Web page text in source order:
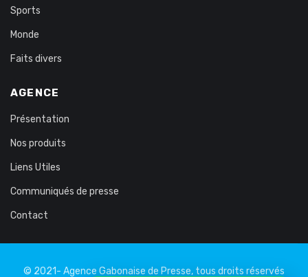
Sports
Monde
Faits divers
AGENCE
Présentation
Nos produits
Liens Utiles
Communiqués de presse
Contact
© 2021- Agence Gabonaise de Presse, tous droits réservés